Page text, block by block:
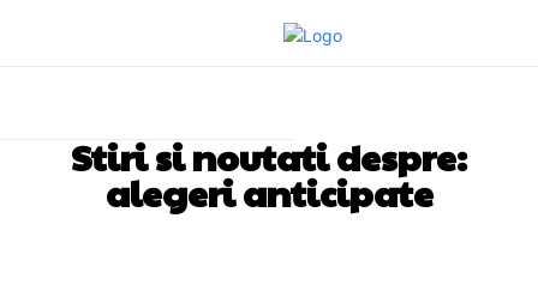
Stiri si noutati despre:
alegeri anticipate